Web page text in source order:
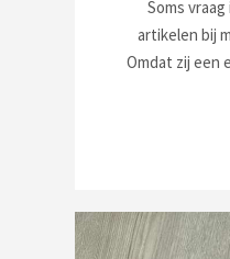
Soms
artikelen bij
Omdat zij een